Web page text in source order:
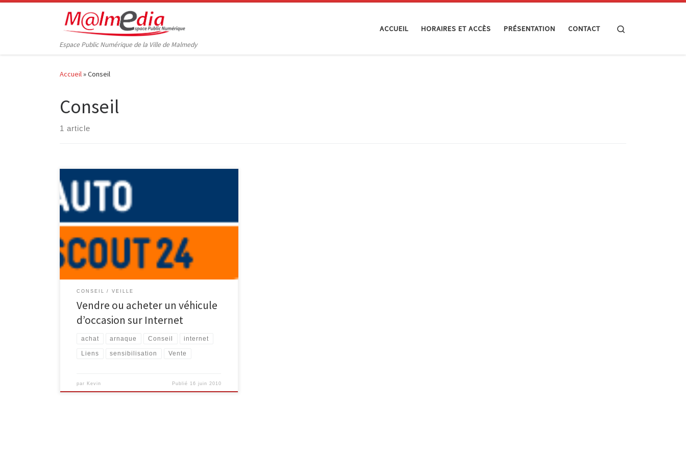
Passer au contenu
Espace Public Numérique de la Ville de Malmedy
ACCUEIL HORAIRES ET ACCÈS PRÉSENTATION CONTACT
Accueil »Conseil
Conseil
1 article
permettant de placer des annonces gratuites sur
Internet, afin de vendre un véhicule. Les annonces
placées sur ce site sont tout d’abord répertoriées par
nous arrivons sur la page d’accueil reprenant les 30
CONSEIL VEILLE
Vendre ou acheter un véhicule
d’occasion sur Internet
achat arnaque Conseil internet
Liens sensibilisation Vente
par Kevin Publié 16 juin 2010